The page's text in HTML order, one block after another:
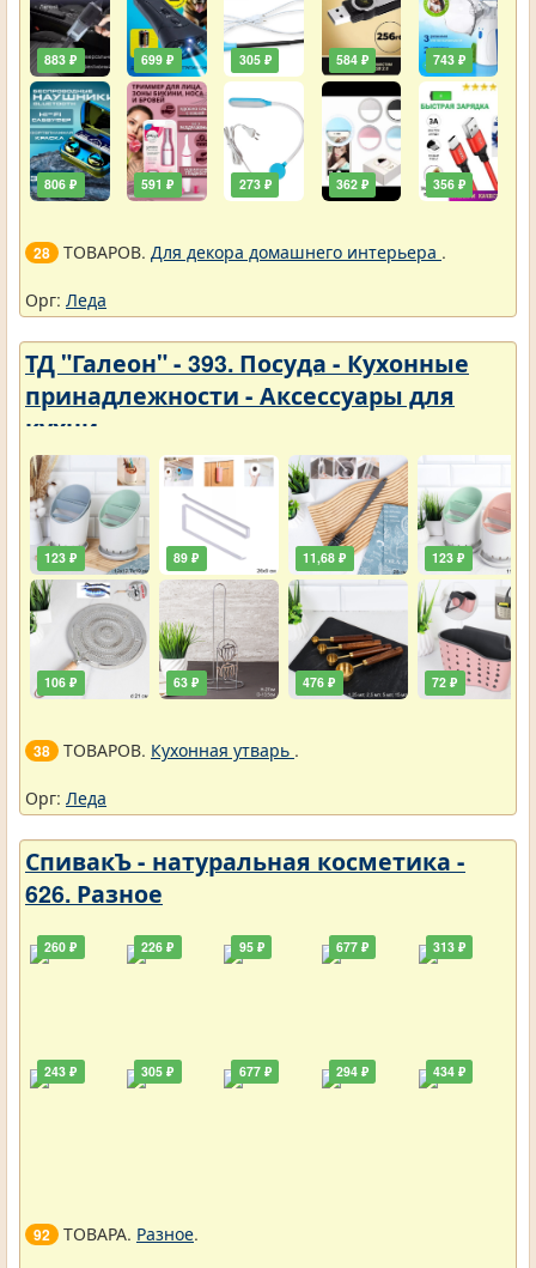
883 ₽
806 ₽
699 ₽
591 ₽
305 ₽
273 ₽
584 ₽
362 ₽
743 ₽
356 ₽
28 ТОВАРОВ. Для декора домашнего интерьера .
Орг: Леда
ТД "Галеон" - 393. Посуда - Кухонные
принадлежности - Аксессуары для
кухни
123 ₽
106 ₽
89 ₽
63 ₽
11,68 ₽
476 ₽
123 ₽
72 ₽
38 ТОВАРОВ. Кухонная утварь .
Орг: Леда
СпивакЪ - натуральная косметика -
626. Разное
260 ₽
243 ₽
226 ₽
305 ₽
95 ₽
677 ₽
677 ₽
294 ₽
313 ₽
434 ₽
92 ТОВАРА. Разное.